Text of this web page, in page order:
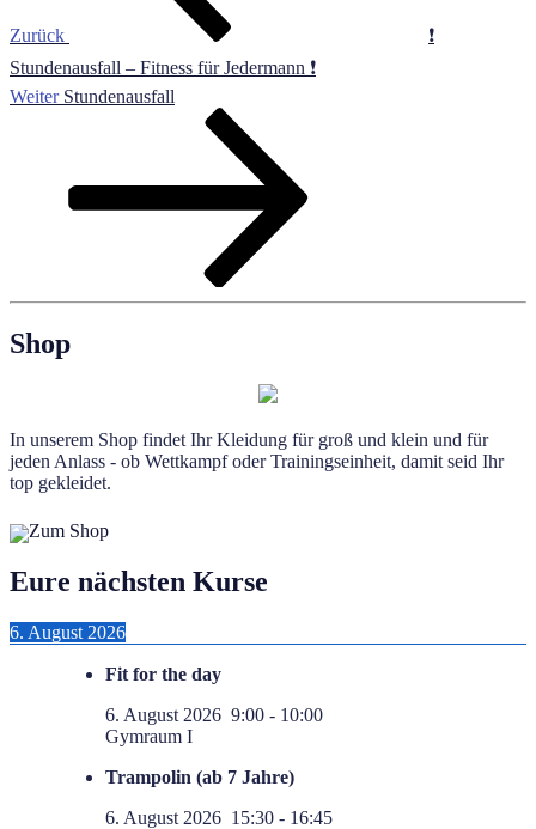
Zurück
❗
Stundenausfall – Fitness für Jedermann ❗
Nächster
Weiter Stundenausfall
Shop
In unserem Shop findet Ihr Kleidung für groß und klein und für
jeden Anlass - ob Wettkampf oder Trainingseinheit, damit seid Ihr
top gekleidet.
Zum Shop
Eure nächsten Kurse
6. August 2026
Fit for the day
6. August 2026 9:00 - 10:00
Gymraum I
Trampolin (ab 7 Jahre)
6. August 2026 15:30 - 16:45